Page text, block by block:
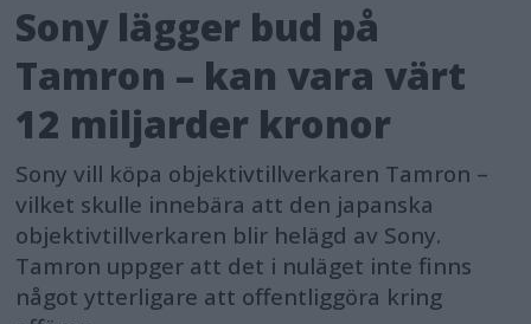
Sony lägger bud på
Tamron – kan vara värt
12 miljarder kronor
Sony vill köpa objektivtillverkaren Tamron –
vilket skulle innebära att den japanska
objektivtillverkaren blir helägd av Sony.
Tamron uppger att det i nuläget inte finns
något ytterligare att offentliggöra kring